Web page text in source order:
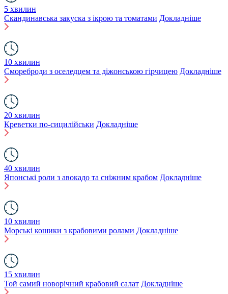
5 хвилин
Скандинавська закуска з ікрою та томатами Докладніше
10 хвилин
Смореброди з оселедцем та діжонською гірчицею Докладніше
20 хвилин
Креветки по-сицилійськи Докладніше
40 хвилин
Японські роли з авокадо та сніжним крабом Докладніше
10 хвилин
Морські кошики з крабовими ролами Докладніше
15 хвилин
Той самий новорічний крабовий салат Докладніше